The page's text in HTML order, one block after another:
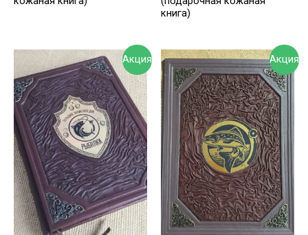
книга)
Акция Акция